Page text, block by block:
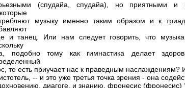
(спудайа, спудайа), но приятными и
музыку именно таким образом и к
и танец. Или нам следует говорить, что музыка
подобно тому как гимнастика делает
то есть приучает нас к праведным наслаждениям?
-- и это уже третья точка зрения - она
диагоге, и знанию, фронесис (фронесис)